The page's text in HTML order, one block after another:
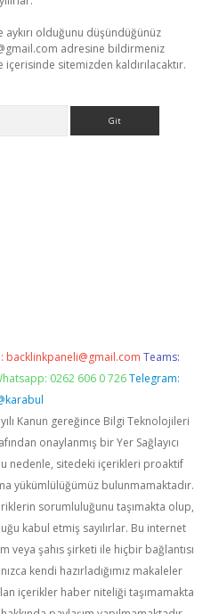
olduğunu düşündüğünüz
adresine bildirmeniz
sitemizden kaldırılacaktır.
backlinkpaneli@gmail.com Teams:
0262 606 0 726 Telegram:
Kanun gereğince Bilgi Teknolojileri
onaylanmış bir Yer Sağlayıcı
nedenle, sitedeki içerikleri proaktif
yükümlülüğümüz bulunmamaktadır.
sorumluluğunu taşımakta olup,
kabul etmiş sayılırlar. Bu internet
veya şahıs şirketi ile hiçbir bağlantısı
kendi hazırladığımız makaleler
içerikler haber niteliği taşımamakta